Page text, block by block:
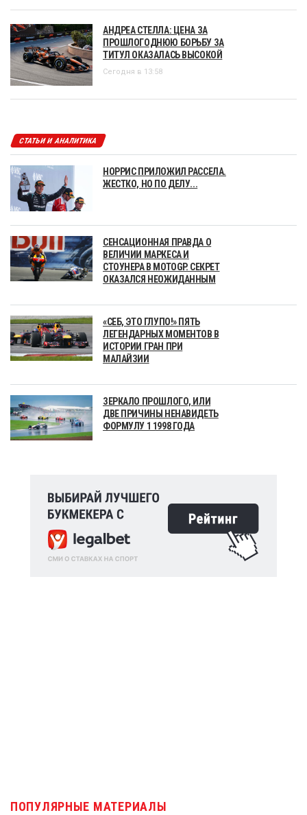
АНДРЕА СТЕЛЛА: ЦЕНА ЗА
ПРОШЛОГОДНЮЮ БОРЬБУ ЗА
ТИТУЛ ОКАЗАЛАСЬ ВЫСОКОЙ
Сегодня в 13:58
СТАТЬИ И АНАЛИТИКА
НОРРИС ПРИЛОЖИЛ РАССЕЛА.
ЖЕСТКО, НО ПО ДЕЛУ...
СЕНСАЦИОННАЯ ПРАВДА О
ВЕЛИЧИИ МАРКЕСА И
СТОУНЕРА В MOTOGP. СЕКРЕТ
ОКАЗАЛСЯ НЕОЖИДАННЫМ
«СЕБ, ЭТО ГЛУПО!» ПЯТЬ
ЛЕГЕНДАРНЫХ МОМЕНТОВ В
ИСТОРИИ ГРАН ПРИ
МАЛАЙЗИИ
ЗЕРКАЛО ПРОШЛОГО, ИЛИ
ДВЕ ПРИЧИНЫ НЕНАВИДЕТЬ
ФОРМУЛУ 1 1998 ГОДА
ПОПУЛЯРНЫЕ МАТЕРИАЛЫ